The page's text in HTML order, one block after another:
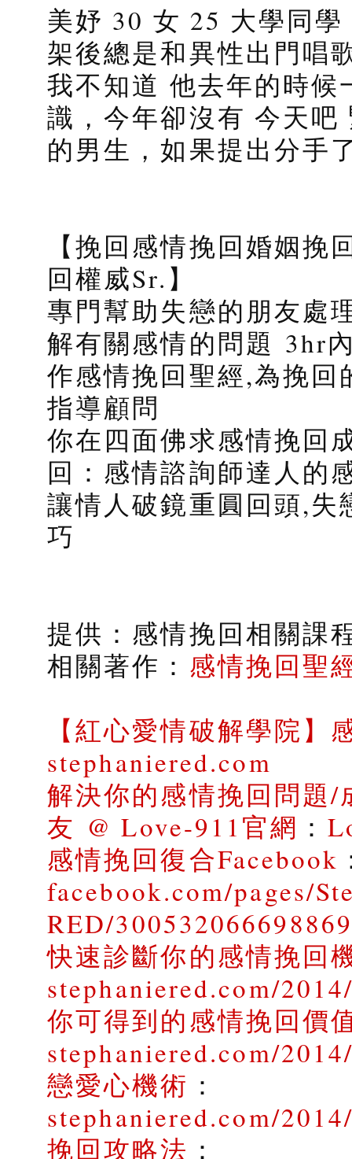
美妤 30 女 25 大學同
架後總是和異性出門唱
我不知道 他去年的時
識，今年卻沒有 今天
的男生，如果提出分手
【挽回感情挽回婚姻
回權威Sr.】
專門幫助失戀的朋友處
解有關感情的問題 3hr
作感情挽回聖經,為挽
指導顧問
你在四面佛求感情挽回
回：感情諮詢師達人的
讓情人破鏡重圓回頭,
巧
提供：感情挽回相關課
相關著作： 感情挽回聖
【紅心愛情破解學院】
stephaniered.com
解決你的感情挽回問題
友 @ Love-911官網 ：
感情挽回復合Facebook
facebook.com/pages/
RED/300532066698869
快速診斷你的感情挽回
stephaniered.com/
你可得到的感情挽回價
stephaniered.com/
戀愛心機術 ：
stephaniered.com/
挽回攻略法 ：